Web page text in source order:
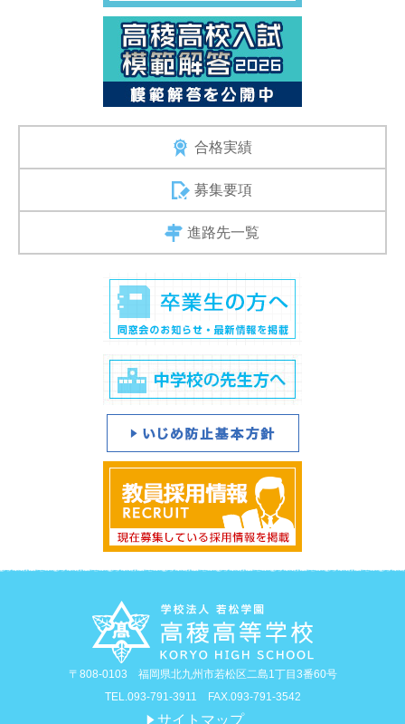
合格実績
募集要項
進路先一覧
〒808-0103 福岡県北九州市若松区二島1丁目3番60号
TEL.093-791-3911 FAX.093-791-3542
サイトマップ